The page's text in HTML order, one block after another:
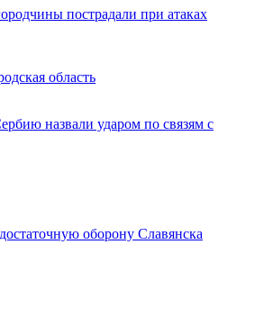
пострадали при атаках
область
назвали ударом по связям с
оборону Славянска